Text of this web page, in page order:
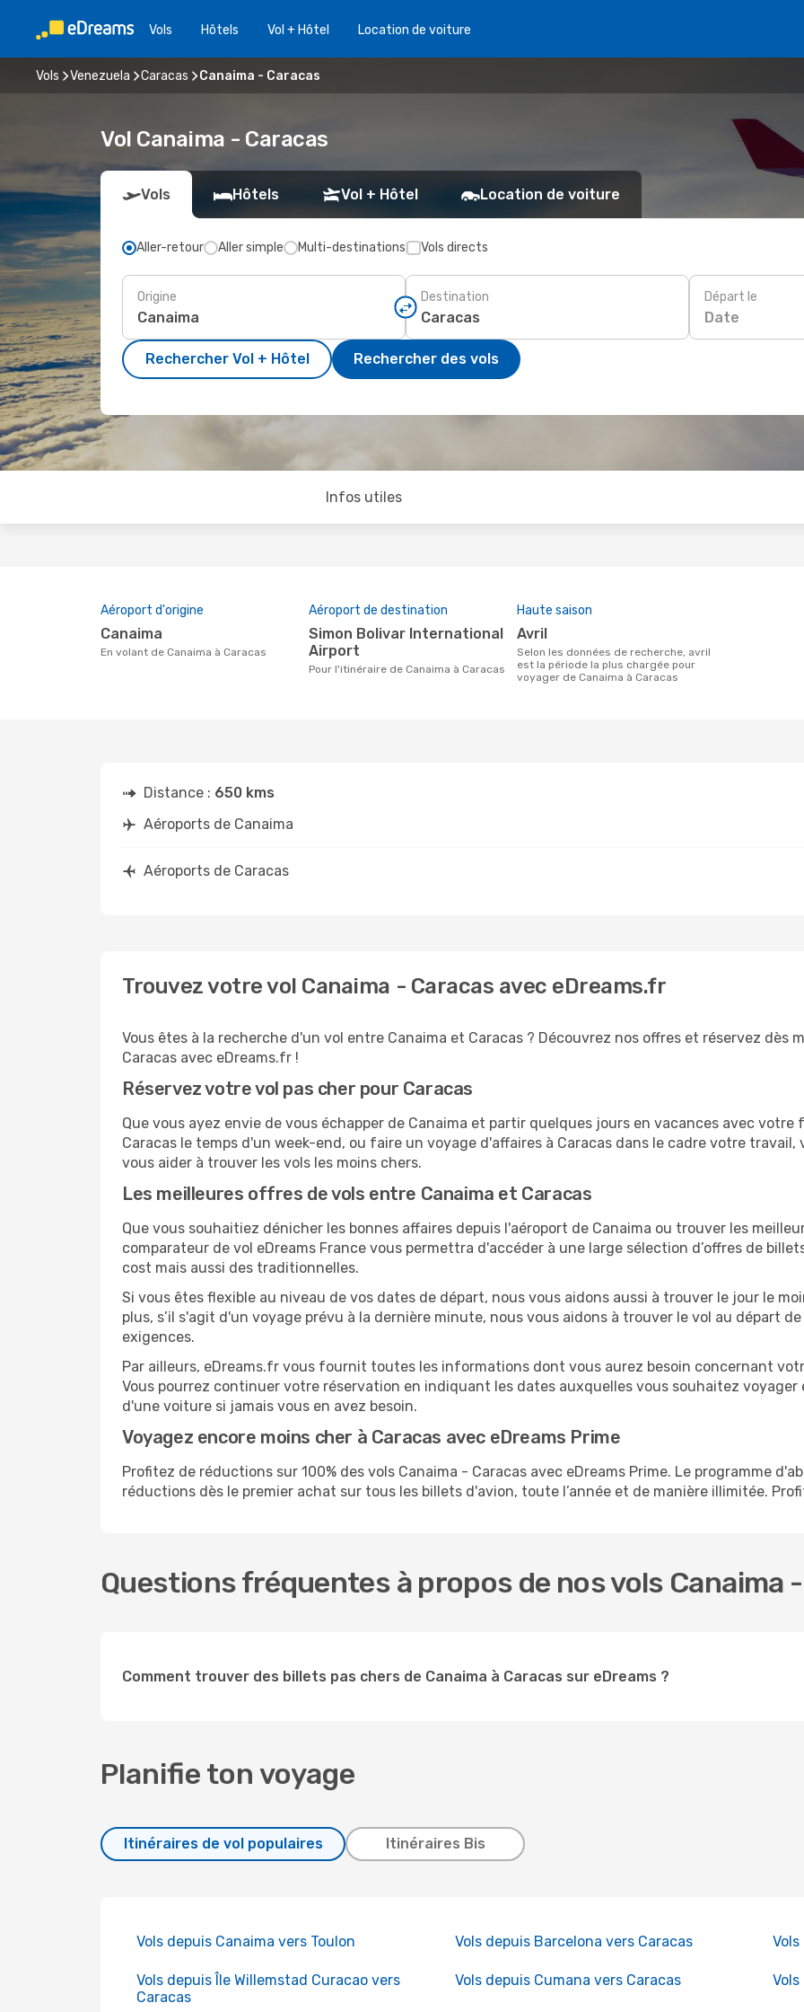
Vols Hôtels Vol + Hôtel Location de voiture
Vols Venezuela Caracas Canaima - Caracas
Vol Canaima - Caracas
Vols Hôtels Vol + Hôtel Location de voiture
Aller-retour Aller simple Multi-destinations Vols directs
Origine Destination Départ le
Date
Rechercher Vol + Hôtel Rechercher des vols
Infos utiles
Aéroport d'origine
Canaima
En volant de Canaima à Caracas
Aéroport de destination
Simon Bolivar International
Airport
Pour l'itinéraire de Canaima à Caracas
Haute saison
avril
Selon les données de recherche, avril
est la période la plus chargée pour
voyager de Canaima à Caracas
Distance : 650 kms
Aéroports de Canaima
Aéroports de Caracas
Trouvez votre vol Canaima - Caracas avec eDreams.fr
Vous êtes à la recherche d'un vol entre Canaima et Caracas ? Découvrez nos offres et réservez
Caracas avec eDreams.fr !
Réservez votre vol pas cher pour Caracas
Que vous ayez envie de vous échapper de Canaima et partir quelques jours en vacances avec votre
Caracas le temps d'un week-end, ou faire un voyage d'affaires à Caracas dans le cadre votre travail,
vous aider à trouver les vols les moins chers.
Les meilleures offres de vols entre Canaima et Caracas
Que vous souhaitiez dénicher les bonnes affaires depuis l'aéroport de Canaima ou trouver les
comparateur de vol eDreams France vous permettra d'accéder à une large sélection d’offres de
cost mais aussi des traditionnelles.
Si vous êtes flexible au niveau de vos dates de départ, nous vous aidons aussi à trouver le jour le
plus, s’il s'agit d'un voyage prévu à la dernière minute, nous vous aidons à trouver le vol au départ
exigences.
Par ailleurs, eDreams.fr vous fournit toutes les informations dont vous aurez besoin concernant
Vous pourrez continuer votre réservation en indiquant les dates auxquelles vous souhaitez
d'une voiture si jamais vous en avez besoin.
Voyagez encore moins cher à Caracas avec eDreams Prime
Profitez de réductions sur 100% des vols Canaima - Caracas avec eDreams Prime. Le programme
réductions dès le premier achat sur tous les billets d'avion, toute l’année et de manière illimitée.
Questions fréquentes à propos de nos vols Canaima
Comment trouver des billets pas chers de Canaima à Caracas sur eDreams ?
Planifie ton voyage
Itinéraires de vol populaires Itinéraires Bis
Vols depuis Canaima vers Toulon Vols depuis Barcelona vers Caracas
Vols depuis Île Willemstad Curacao vers
Caracas
Vols depuis Cumana vers Caracas